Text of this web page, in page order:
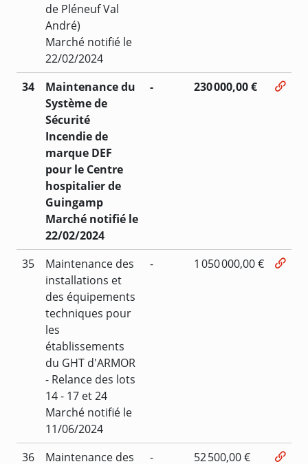
de Pléneuf Val
André)
Marché notifié le
22/02/2024
34
Maintenance du
Système de
Sécurité
Incendie de
marque DEF
pour le Centre
hospitalier de
Guingamp
Marché notifié le
22/02/2024
- 230 000,00 €
35
Maintenance des
installations et
des équipements
techniques pour
les
établissements
du GHT d'ARMOR
- Relance des lots
14 - 17 et 24
Marché notifié le
11/06/2024
- 1 050 000,00 €
36
Maintenance des
- 52 500,00 €